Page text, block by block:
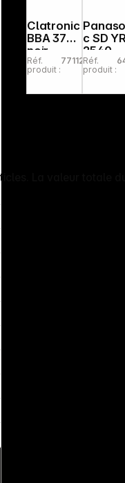
La valeur totale
Clatronic
BBA 3774
noir
1500g
machine
Réf.
produit :
771129
c SD YR
2540
HXD gris
foncé
Réf.
produit :